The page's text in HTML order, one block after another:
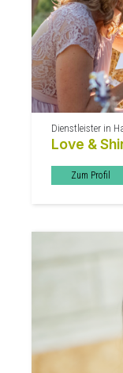
Dienstleister in
Love &
Zum Profil